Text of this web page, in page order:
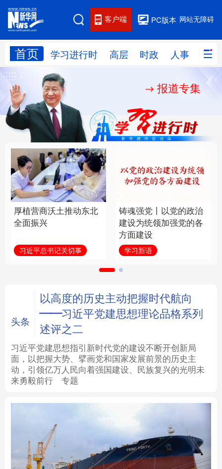
网站无障碍
PC版本
客户端
首页 学习进行时 高层 时政 人事 国际
网站地图
学习进行时 人事
国际 财经 网评
思客智库 全球连线 教育
科技 科创 量子 体育
文化 书画
访谈 视频 图片 政务
学术中国 乡村振兴 银龄 溯源中国
城市 旅游 能源 会展
彩票 娱乐 时尚 悦读
公益 一带一路 亚太网 上市公司
地方频道
北京 天津 河北 山西
报道专集
厚植营商沃土推动东北
全面振兴
习近平总书记关切事
铸魂强党丨以党的政治
建设为统领加强党的各
方面建设
学习新语
头条
以高度的历史主动把握时代航向
——习近平党建思想理论品格系列
述评之二
习近平党建思想指引新时代党的建设不断开创新局
面，以把握大势、擘画党和国家发展前景的历史主
动，引领亿万人民向着强国建设、民族复兴的光明未
来勇毅前行
专题